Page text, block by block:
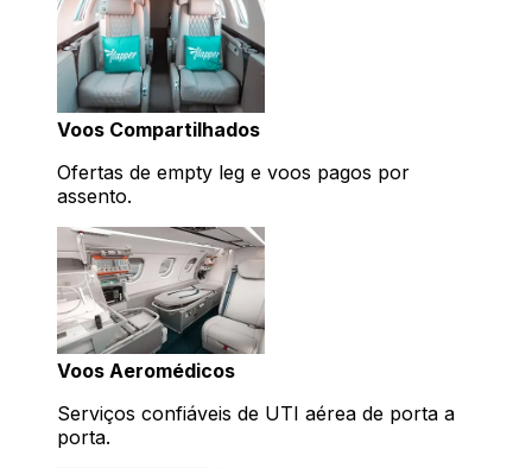
Voos Compartilhados
Ofertas de empty leg e voos pagos por
assento.
Voos Aeromédicos
Serviços confiáveis de UTI aérea de porta a
porta.